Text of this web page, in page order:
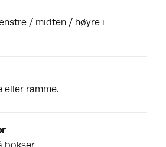
/ midten / høyre i
eller ramme.